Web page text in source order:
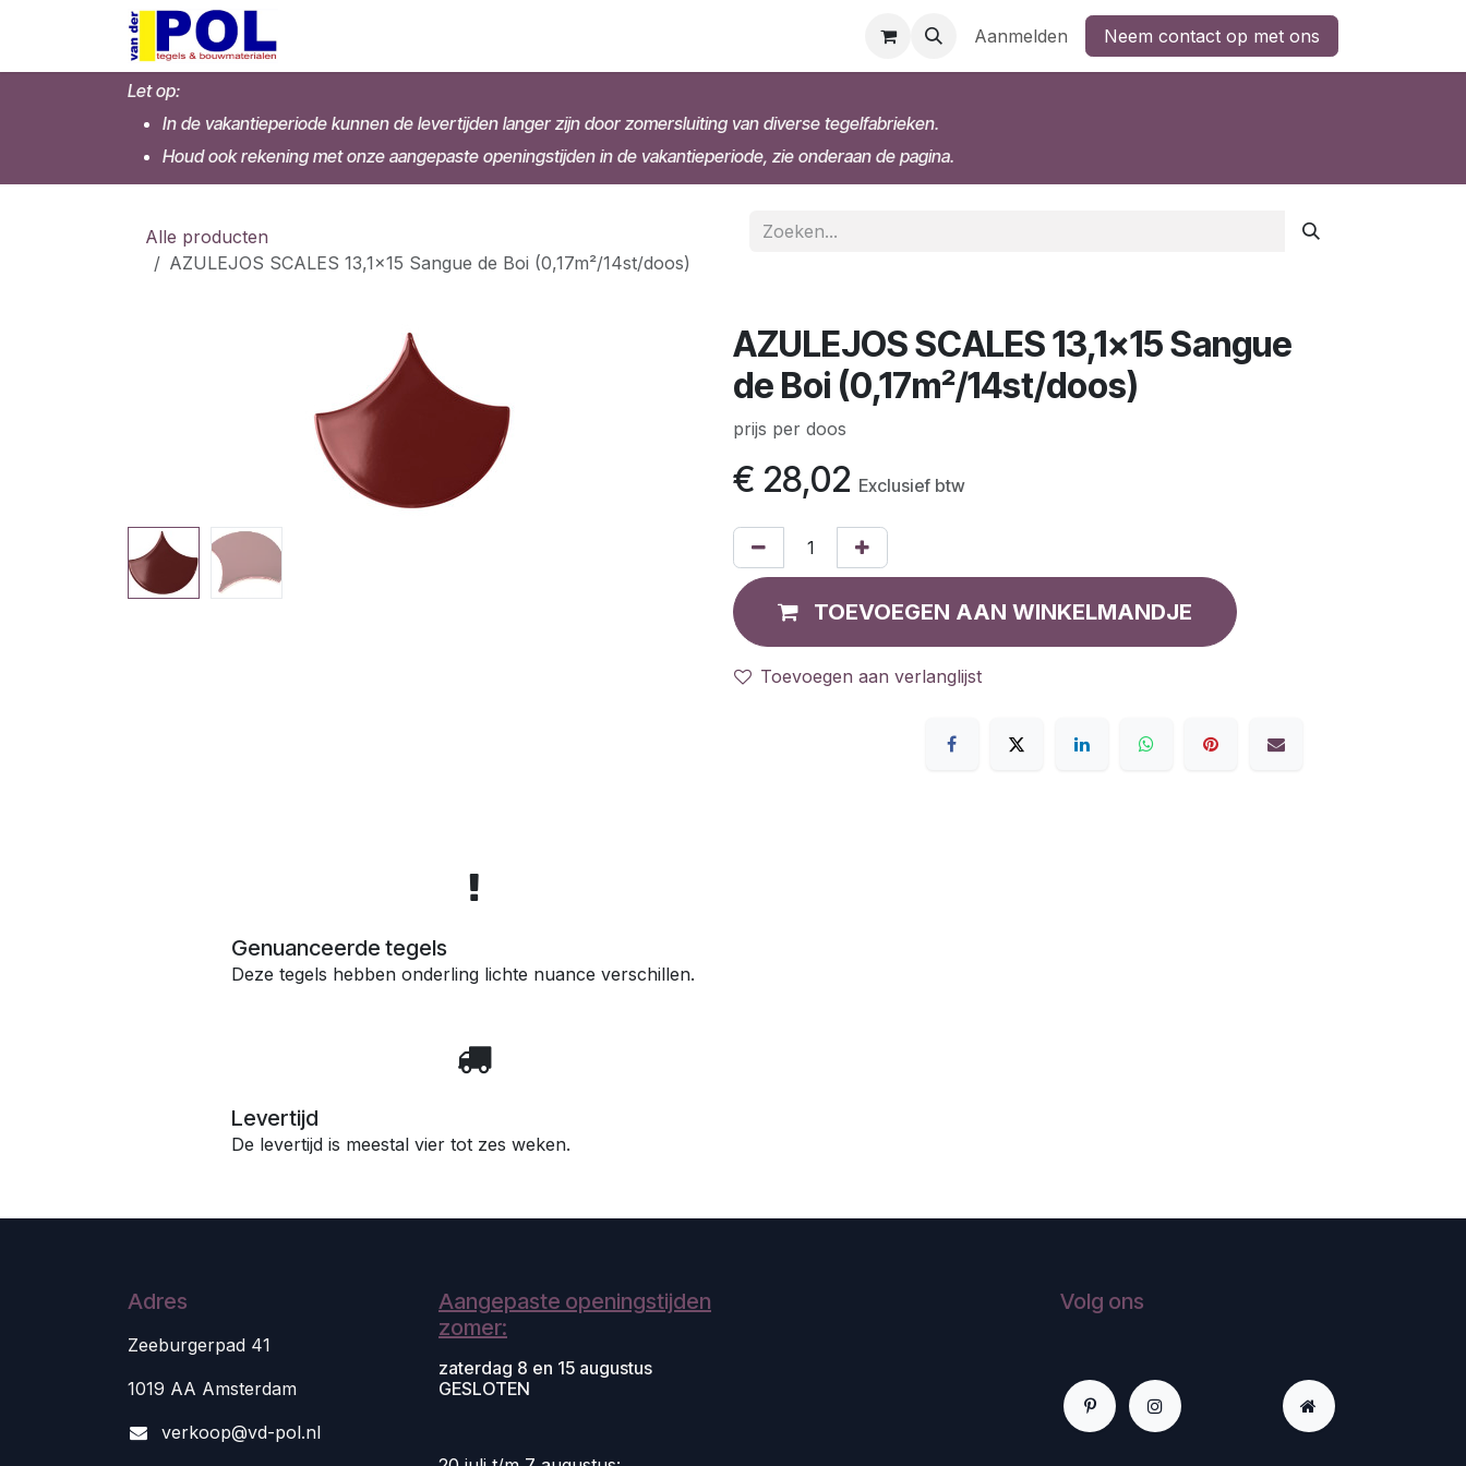
Overslaan naar inhoud
Aanmelden Neem contact op met ons
Let op:
In de vakantieperiode kunnen de levertijden langer zijn door zomersluiting van diverse tegelfabrieken.
Houd ook rekening met onze aangepaste openingstijden in de vakantieperiode, zie onderaan de pagina.
Alle producten
AZULEJOS SCALES 13,1x15 Sangue de Boi (0,17m²/14st/doos)
AZULEJOS SCALES 13,1x15 Sangue
de Boi (0,17m²/14st/doos)
prijs per doos
€ 28,02 Exclusief btw
TOEVOEGEN AAN WINKELMANDJE
Toevoegen aan verlanglijst
Genuanceerde tegels
Deze tegels hebben onderling lichte nuance verschillen.
Levertijd
De levertijd is meestal vier tot zes weken.
Adres
Zeeburgerpad 41
1019 AA Amsterdam
verkoop@vd-pol.nl
Aangepaste openingstijden
zomer:
zaterdag 8 en 15 augustus
GESLOTEN
Volg ons